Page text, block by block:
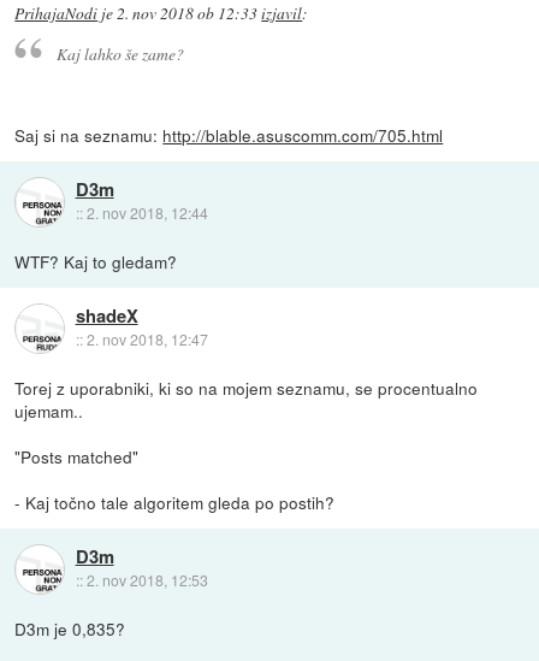
PrihajaNodi je2. nov 2018 ob 12:33izjavil:
Kaj lahko še zame?
Saj si na seznamu: http://blable.asuscomm.com/705.html
D3m
::2. nov 2018, 12:44
WTF? Kaj to gledam?
shadeX
::2. nov 2018, 12:47
Torej z uporabniki, ki so na mojem seznamu, se procentualno
ujemam..
"Posts matched"
- Kaj točno tale algoritem gleda po postih?
D3m
::2. nov 2018, 12:53
D3m je 0,835?